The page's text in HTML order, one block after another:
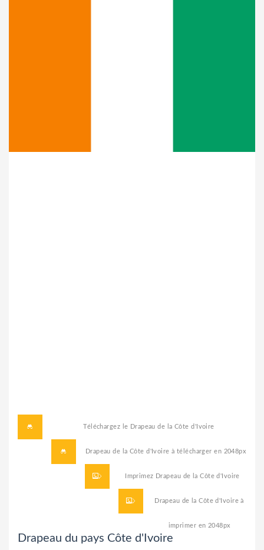
Téléchargez le Drapeau de la Côte d'Ivoire
Drapeau de la Côte d'Ivoire à télécharger en 2048px
Imprimez Drapeau de la Côte d'Ivoire
Drapeau de la Côte d'Ivoire à
imprimer en 2048px
Drapeau du pays Côte d'Ivoire